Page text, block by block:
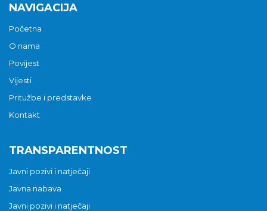
NAVIGACIJA
Početna
O nama
Povijest
Vijesti
Pritužbe i predstavke
Kontakt
TRANSPARENTNOST
Javni pozivi i natječaji
Javna nabava
Javni pozivi i natječaji